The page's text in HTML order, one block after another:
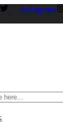
Instagram